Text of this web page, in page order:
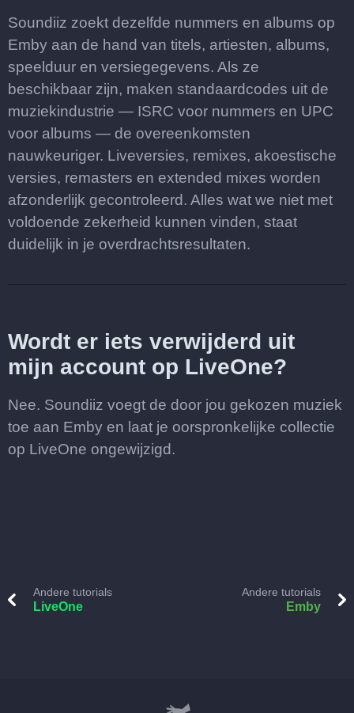
Soundiiz zoekt dezelfde nummers en albums op
Emby aan de hand van titels, artiesten, albums,
speelduur en versiegegevens. Als ze
beschikbaar zijn, maken standaardcodes uit de
muziekindustrie — ISRC voor nummers en UPC
voor albums — de overeenkomsten
nauwkeuriger. Liveversies, remixes, akoestische
versies, remasters en extended mixes worden
afzonderlijk gecontroleerd. Alles wat we niet met
voldoende zekerheid kunnen vinden, staat
duidelijk in je overdrachtsresultaten.
Wordt er iets verwijderd uit
mijn account op LiveOne?
Nee. Soundiiz voegt de door jou gekozen muziek
toe aan Emby en laat je oorspronkelijke collectie
op LiveOne ongewijzigd.
Andere tutorials
LiveOne
Andere tutorials
Emby